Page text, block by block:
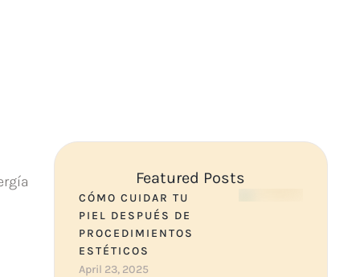
Featured Posts
CÓMO CUIDAR TU
PIEL DESPUÉS DE
PROCEDIMIENTOS
ESTÉTICOS
April 23, 2025